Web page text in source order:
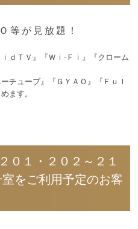
等が見放題！
ｄＴＶ』『Ｗｉ-Ｆｉ』『クローム
チューブ』『ＧＹＡＯ』『Ｆｕｌ
ます。
０１・２０２～２１
をご利用予定のお客